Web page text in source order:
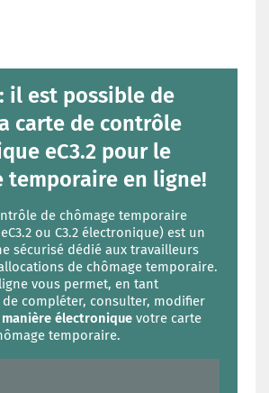
il est possible de
carte de contrôle
eC3.2 pour le
temporaire en ligne!
de chômage temporaire
ou C3.2 électronique) est un
sécurisé dédié aux travailleurs
de chômage temporaire.
vous permet, en tant
compléter, consulter, modifier
électronique votre carte
temporaire.